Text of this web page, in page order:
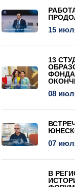
15
13
ФОНДА
08
07
В